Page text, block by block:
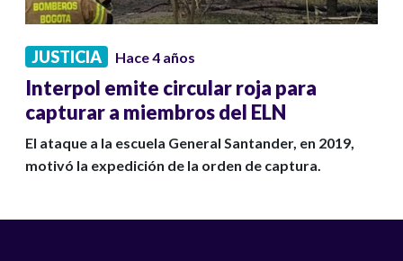
JUSTICIA Hace 4 años
Interpol emite circular roja para
capturar a miembros del ELN
El ataque a la escuela General Santander, en 2019,
motivó la expedición de la orden de captura.